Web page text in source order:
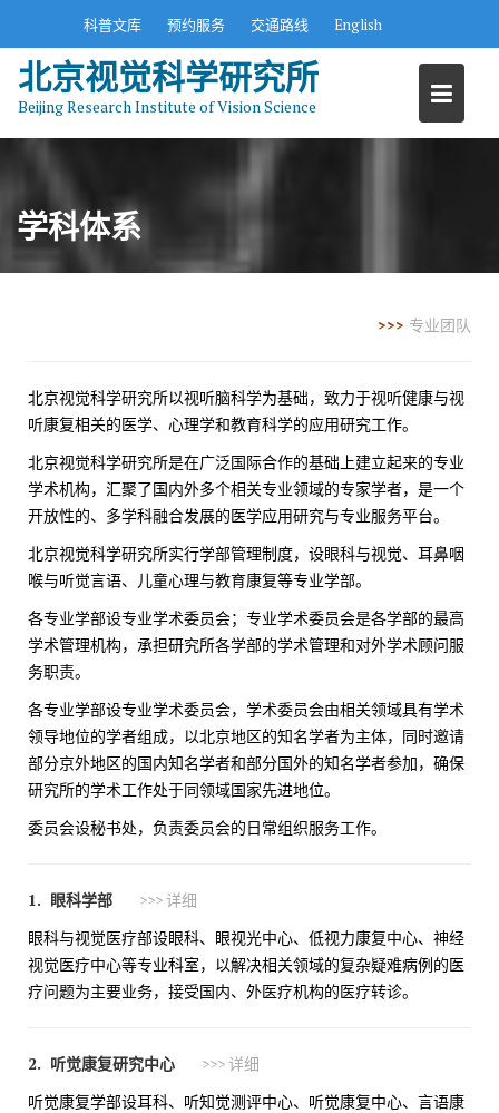
e
科普文库 预约服务 交通路线 English
北京视觉科学研究所
Beijing Research Institute of Vision Science
学科体系
>>> 专业团队
北京视觉科学研究所以视听脑科学为基础，致力于视听健康与视
听康复相关的医学、心理学和教育科学的应用研究工作。
北京视觉科学研究所是在广泛国际合作的基础上建立起来的专业
学术机构，汇聚了国内外多个相关专业领域的专家学者，是一个
开放性的、多学科融合发展的医学应用研究与专业服务平台。
北京视觉科学研究所实行学部管理制度，设眼科与视觉、耳鼻咽
喉与听觉言语、儿童心理与教育康复等专业学部。
各专业学部设专业学术委员会；专业学术委员会是各学部的最高
学术管理机构，承担研究所各学部的学术管理和对外学术顾问服
务职责。
各专业学部设专业学术委员会，学术委员会由相关领域具有学术
领导地位的学者组成，以北京地区的知名学者为主体，同时邀请
部分京外地区的国内知名学者和部分国外的知名学者参加，确保
研究所的学术工作处于同领域国家先进地位。
委员会设秘书处，负责委员会的日常组织服务工作。
1. 眼科学部 >>> 详细
眼科与视觉医疗部设眼科、眼视光中心、低视力康复中心、神经
视觉医疗中心等专业科室，以解决相关领域的复杂疑难病例的医
疗问题为主要业务，接受国内、外医疗机构的医疗转诊。
2. 听觉康复研究中心 >>> 详细
听觉康复学部设耳科、听知觉测评中心、听觉康复中心、言语康